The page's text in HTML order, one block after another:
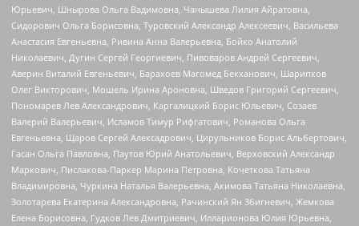
Юрьевич, Шнырова Ольга Вадимовна, Чанышева Лилия Айратовна,
Сидорович Ольга Борисовна, Туровский Александр Алексеевич, Васильева
Анастасия Евгеньевна, Ривина Анна Валерьевна, Бойко Анатолий
Николаевич, Дугин Сергей Георгиевич, Пивоваров Андрей Сергеевич,
Аверин Виталий Евгеньевич, Барахоев Магомед Бекханович, Шарипков
Олег Викторович, Мошель Ирина Ароновна, Шведов Григорий Сергеевич,
Пономарев Лев Александрович, Каргалицкий Борис Юльевич, Созаев
Валерий Валерьевич, Исламов Тимур Рифгатович, Романова Ольга
Евгеньевна, Щаров Сергей Алексадрович, Цирульников Борис Альбертович,
Гасан Ольга Павловна, Паутов Юрий Анатольевич, Верховский Александр
Маркович, Пислакова-Паркер Марина Петровна, Кочеткова Татьяна
Владимировна, Чуркина Наталья Валерьевна, Акимова Татьяна Николаевна,
Золотарева Екатерина Александровна, Рачинский Ян Збигневич, Жемкова
Елена Борисовна, Гудков Лев Дмитриевич, Илларионова Юлия Юрьевна,